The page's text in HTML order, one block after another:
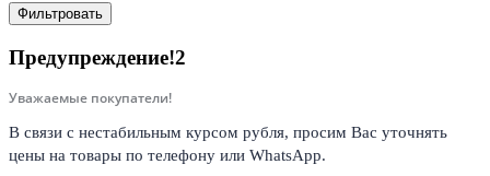
Фильтровать
Предупреждение!2
Уважаемые покупатели!
В связи с нестабильным курсом рубля, просим Вас уточнять
цены на товары по телефону или WhatsApp.